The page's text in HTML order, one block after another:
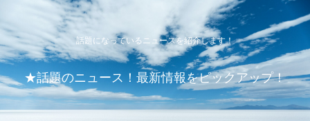
話題になっているニュースを紹介します！
★話題のニュース！最新情報をピックアップ！